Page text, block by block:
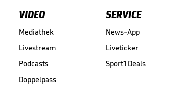
VIDEO
Mediathek
Livestream
Podcasts
Doppelpass
SERVICE
News-App
Liveticker
Sport1 Deals